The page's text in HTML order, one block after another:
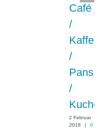
Café
/
Kaffee
/
Pans
/
Kuchen
2 Februar
2018
|
0